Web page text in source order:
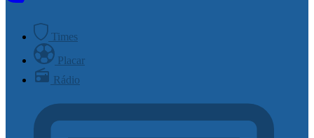
Times
Placar
Rádio